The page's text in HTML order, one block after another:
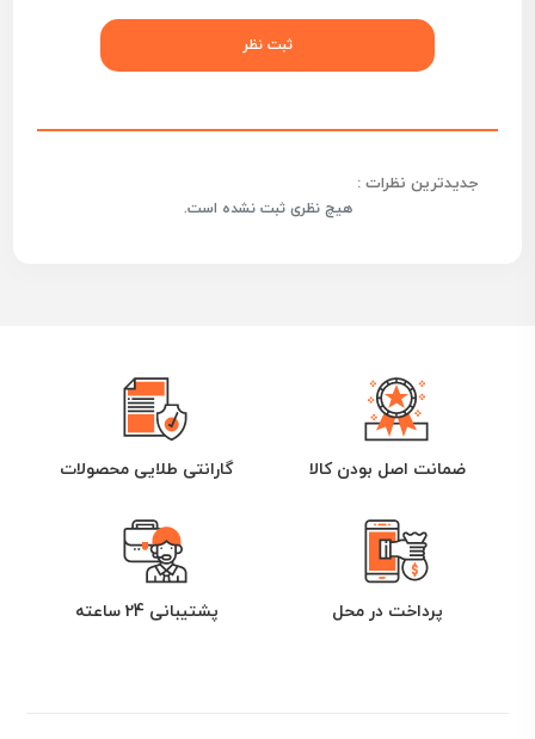
جدیدترین نظرات :
هیچ نظری ثبت نشده است.
ضمانت اصل بودن کالا گارانتی طلایی محصولات
پرداخت در محل پشتیبانی 24 ساعته